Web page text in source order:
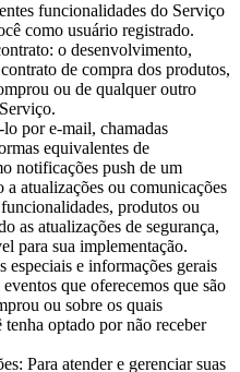
funcionalidades do Serviço
como usuário registrado.
o desenvolvimento,
de compra dos produtos,
ou de qualquer outro
por e-mail, chamadas
equivalentes de
notificações push de um
atualizações ou comunicações
produtos ou
as atualizações de segurança,
para sua implementação.
especiais e informações gerais
que oferecemos que são
ou sobre os quais
optado por não receber
Para atender e gerenciar suas